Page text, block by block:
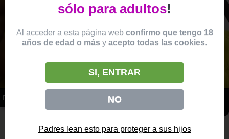
sólo para adultos!
Al acceder a esta página web confirmo que tengo 18
años de edad o más y acepto todas las cookies.
NO
SI, ENTRAR
Padres lean esto para proteger a sus hijos
DP INTERRACIAL DOS POLLAS NEGRAS PARA PELIRROJA
Producido por: EVIL ANGEL